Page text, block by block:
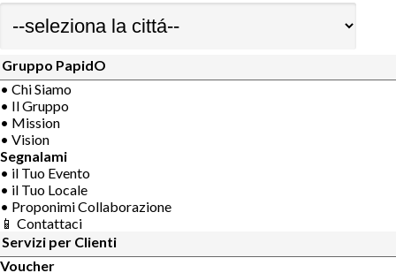
Gruppo PapidO
• Chi Siamo
• Il Gruppo
• Mission
• Vision
Segnalami
• il Tuo Evento
• il Tuo Locale
• Proponimi Collaborazione
📱 Contattaci
Servizi per Clienti
Voucher